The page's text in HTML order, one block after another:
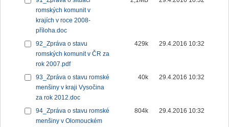
romských komunit v
krajích v roce 2008-
příloha.doc
92_Zpráva o stavu
romských komunit v ČR za
rok 2007.pdf
429k 29.4.2016 10:32
93_Zpráva o stavu romské
menšiny v kraji Vysočina
za rok 2012.doc
40k 29.4.2016 10:32
94_Zpráva o stavu romské
menšiny v Olomouckém
804k 29.4.2016 10:32